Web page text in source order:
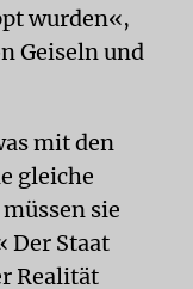
wurden«,
Geiseln und
mit den
gleiche
sie
Der Staat
Realität